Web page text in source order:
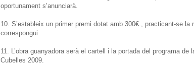
oportunament s’anunciarà.
10. S’estableix un primer premi dotat amb 300€., practicant-se la
correspongui.
11. L’obra guanyadora serà el cartell i la portada del programa de
Cubelles 2009.